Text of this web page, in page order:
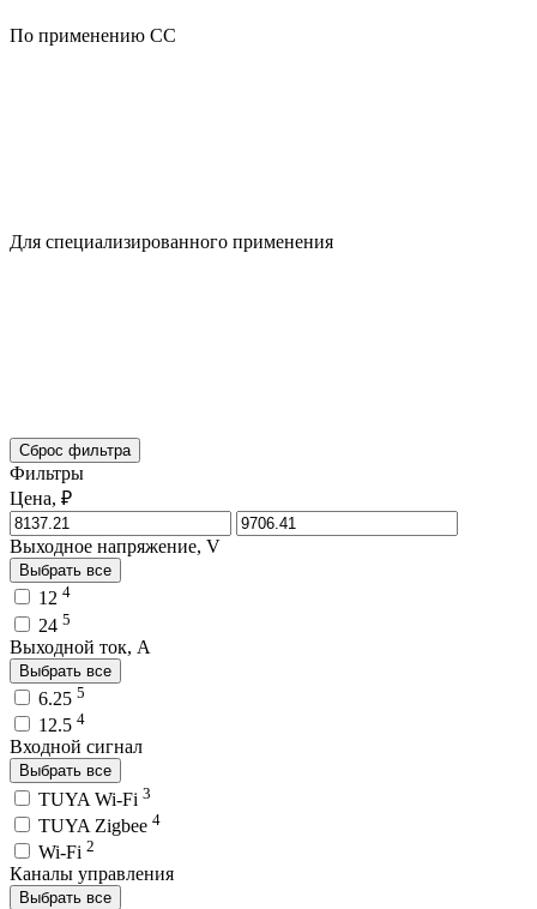
По применению CC
Для специализированного применения
Сброс фильтра
Фильтры
Цена, ₽
Выходное напряжение, V
Выбрать все
12 4
24 5
Выходной ток, A
Выбрать все
6.25 5
12.5 4
Входной сигнал
Выбрать все
TUYA Wi-Fi 3
TUYA Zigbee 4
Wi-Fi 2
Каналы управления
Выбрать все